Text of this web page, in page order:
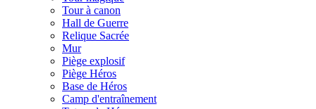
Tour à canon
Hall de Guerre
Relique Sacrée
Mur
Piège explosif
Piège Héros
Base de Héros
Camp d'entraînement